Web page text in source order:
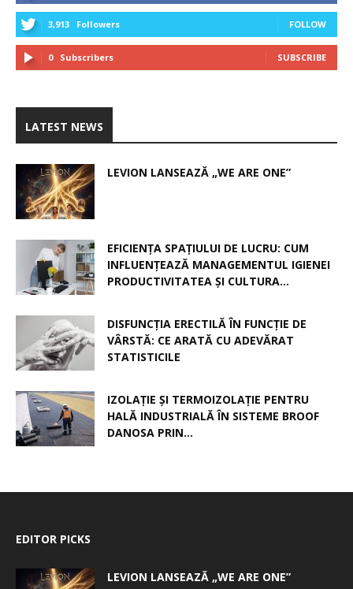
3,913 Followers FOLLOW
0 Subscribers SUBSCRIBE
LATEST NEWS
LEVION LANSEAZĂ „WE ARE ONE”
EFICIENȚA SPAȚIULUI DE LUCRU: CUM
INFLUENȚEAZĂ MANAGEMENTUL IGIENEI
PRODUCTIVITATEA ȘI CULTURA...
DISFUNCȚIA ERECTILĂ ÎN FUNCȚIE DE
VÂRSTĂ: CE ARATĂ CU ADEVĂRAT
STATISTICILE
IZOLAȚIE ȘI TERMOIZOLAȚIE PENTRU
HALĂ INDUSTRIALĂ ÎN SISTEME BROOF
DANOSA PRIN...
EDITOR PICKS
LEVION LANSEAZĂ „WE ARE ONE”